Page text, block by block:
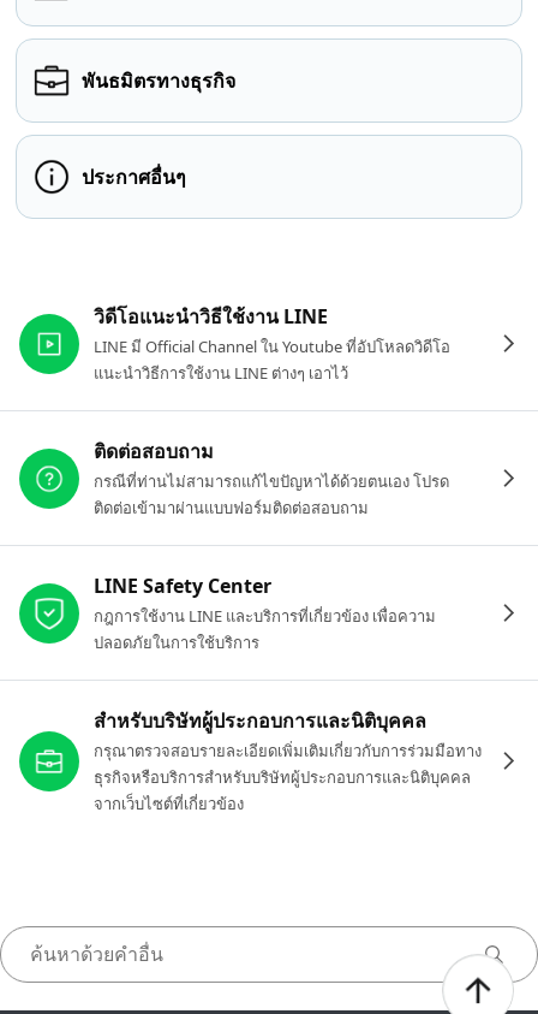
พันธมิตรทางธุรกิจ
ประกาศอื่นๆ
วิดีโอแนะนำวิธีใช้งาน LINE
LINE มี Official Channel ใน Youtube ที่อัปโหลดวิดีโอ
แนะนำวิธีการใช้งาน LINE ต่างๆ เอาไว้
ติดต่อสอบถาม
กรณีที่ท่านไม่สามารถแก้ไขปัญหาได้ด้วยตนเอง โปรด
ติดต่อเข้ามาผ่านแบบฟอร์มติดต่อสอบถาม
LINE Safety Center
กฎการใช้งาน LINE และบริการที่เกี่ยวข้อง เพื่อความ
ปลอดภัยในการใช้บริการ
สำหรับบริษัทผู้ประกอบการและนิติบุคคล
กรุณาตรวจสอบรายละเอียดเพิ่มเติมเกี่ยวกับการร่วมมือทาง
ธุรกิจหรือบริการสำหรับบริษัทผู้ประกอบการและนิติบุคคล
จากเว็บไซต์ที่เกี่ยวข้อง